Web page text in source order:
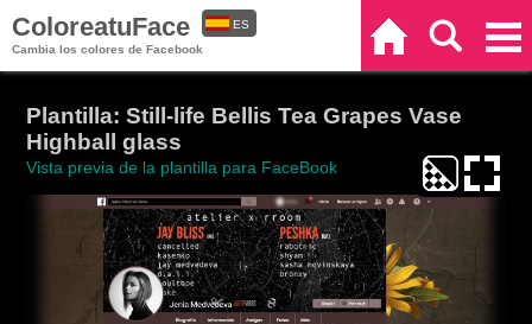
ColoreatuFace
Cambia los colores de Facebook
ES
Plantilla: Still-life Bellis Tea Grapes Vase
Highball glass
Vista previa de la plantilla para FaceBook